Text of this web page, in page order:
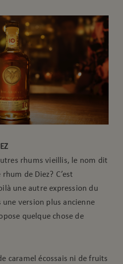
rhums vieillis, le nom dit
de Diez? C’est
une autre expression du
une version plus ancienne
quelque chose de
caramel écossais ni de fruits